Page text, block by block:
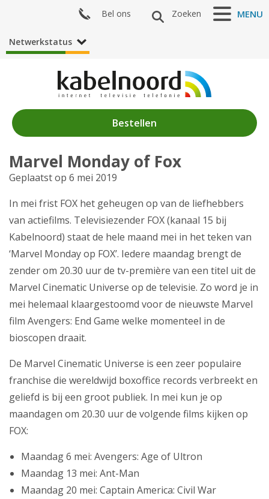
Nieuws
Acties
Zenderaanbod
Producten
Klantenservice
Mijn Kabelnoord
Zakelijk
Mijn webmail
Bestellen
MENU
Zoeken
Bel ons
Netwerkstatus
Marvel Monday of Fox
Geplaatst op 6 mei 2019
In mei frist FOX het geheugen op van de liefhebbers
van actiefilms. Televisiezender FOX (kanaal 15 bij
Kabelnoord) staat de hele maand mei in het teken van
‘Marvel Monday op FOX’. Iedere maandag brengt de
zender om 20.30 uur de tv-première van een titel uit de
Marvel Cinematic Universe op de televisie. Zo word je in
mei helemaal klaargestoomd voor de nieuwste Marvel
film Avengers: End Game welke momenteel in de
bioscopen draait.
De Marvel Cinematic Universe is een zeer populaire
franchise die wereldwijd boxoffice records verbreekt en
geliefd is bij een groot publiek. In mei kun je op
maandagen om 20.30 uur de volgende films kijken op
FOX:
Maandag 6 mei: Avengers: Age of Ultron
Maandag 13 mei: Ant-Man
Maandag 20 mei: Captain America: Civil War